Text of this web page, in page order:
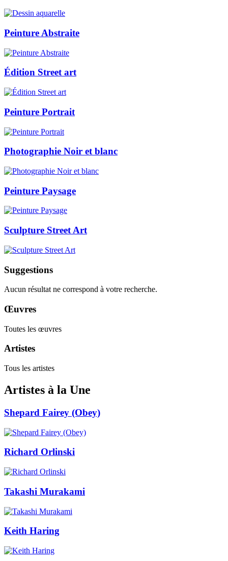
Peinture Abstraite
Édition Street art
Peinture Portrait
Photographie Noir et blanc
Peinture Paysage
Sculpture Street Art
Suggestions
Aucun résultat ne correspond à votre recherche.
Œuvres
Toutes les œuvres
Artistes
Tous les artistes
Artistes à la Une
Shepard Fairey (Obey)
Richard Orlinski
Takashi Murakami
Keith Haring